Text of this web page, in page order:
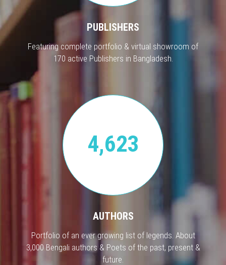
PUBLISHERS
Featuring complete portfolio & virtual showroom of
170 active Publishers in Bangladesh.
4,623
AUTHORS
Portfolio of an ever growing list of legends. About
3,000 Bengali authors & Poets of the past, present &
future.